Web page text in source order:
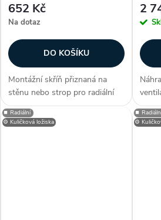
652 Kč
Na dotaz
DO KOŠÍKU
Montážní skříň přiznaná na
stěnu nebo strop pro radiální
ventilátory KN 2 Zákazníci
často dokupují...
2
do
⚙️ Kuličková ložiska
⏹️ Radiální
⚙️
⏹️